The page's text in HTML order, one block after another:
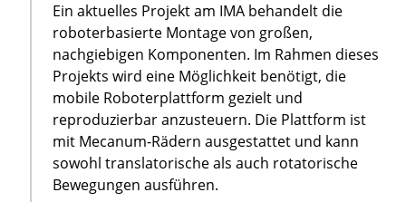
Ein aktuelles Projekt am IMA behandelt die
roboterbasierte Montage von großen,
nachgiebigen Komponenten. Im Rahmen dieses
Projekts wird eine Möglichkeit benötigt, die
mobile Roboterplattform gezielt und
reproduzierbar anzusteuern. Die Plattform ist
mit Mecanum-Rädern ausgestattet und kann
sowohl translatorische als auch rotatorische
Bewegungen ausführen.